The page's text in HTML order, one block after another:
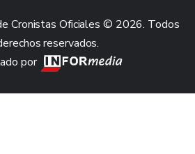
Cronistas Oficiales © 2026. Todos
reservados.
por